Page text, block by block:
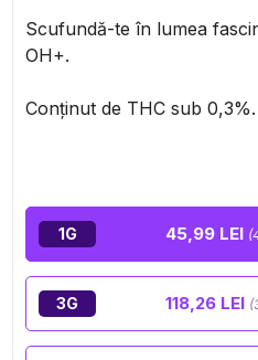
Scufundă-te în lumea
OH+.
Conținut de THC sub 0,3%.
1G 45,99 LEI
3G 118,26 LEI